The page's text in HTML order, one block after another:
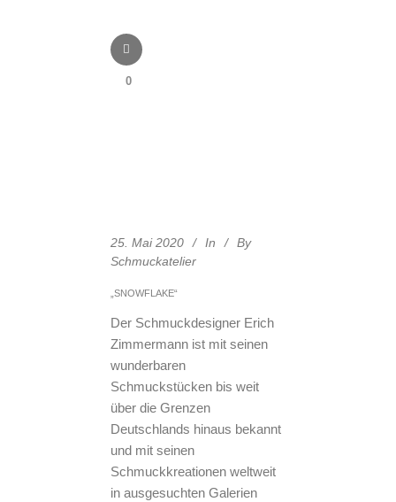
0
25. Mai 2020 In
By
Schmuckatelier
„SNOWFLAKE“
Der Schmuckdesigner Erich
Zimmermann ist mit seinen
wunderbaren
Schmuckstücken bis weit
über die Grenzen
Deutschlands hinaus bekannt
und mit seinen
Schmuckkreationen weltweit
in ausgesuchten Galerien